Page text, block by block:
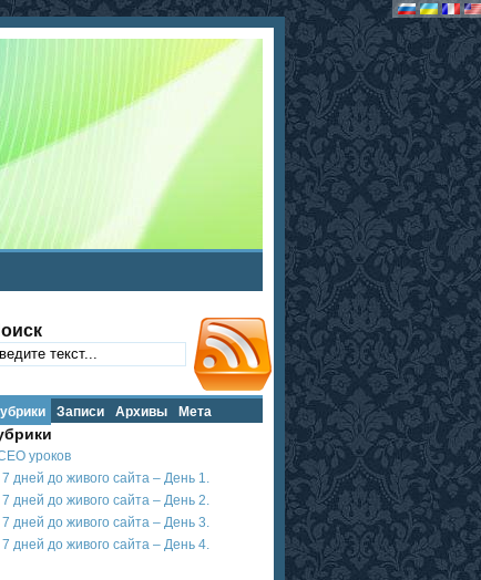
Записи Архивы Мета
уроков
7 дней до живого сайта – День 1.
7 дней до живого сайта – День 2.
7 дней до живого сайта – День 3.
7 дней до живого сайта – День 4.